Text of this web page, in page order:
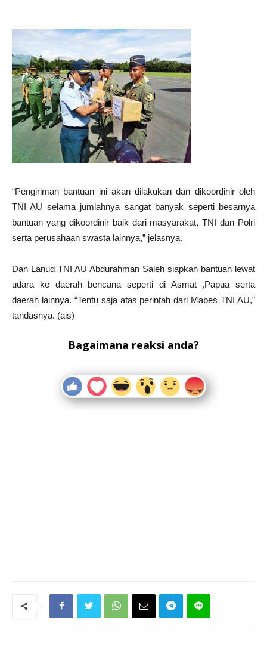
“Pengiriman bantuan ini akan dilakukan dan dikoordinir oleh
TNI AU selama jumlahnya sangat banyak seperti besarnya
bantuan yang dikoordinir baik dari masyarakat, TNI dan Polri
serta perusahaan swasta lainnya,” jelasnya.
Dan Lanud TNI AU Abdurahman Saleh siapkan bantuan lewat
udara ke daerah bencana seperti di Asmat ,Papua serta
daerah lainnya. “Tentu saja atas perintah dari Mabes TNI AU,”
tandasnya. (ais)
Bagaimana reaksi anda?